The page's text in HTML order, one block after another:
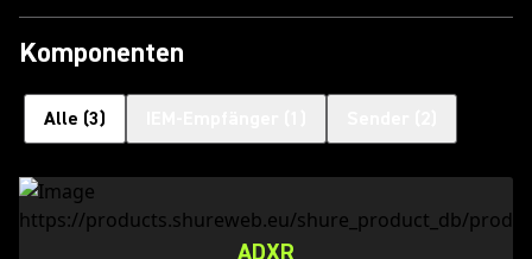
Komponenten
Alle (3)
ADXR